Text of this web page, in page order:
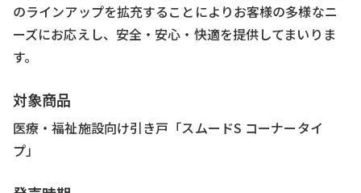
のラインアップを拡充することによりお客様の多様なニ
ーズにお応えし、安全・安心・快適を提供してまいりま
す。
対象商品
医療・福祉施設向け引き戸「スムードS コーナータイ
プ」